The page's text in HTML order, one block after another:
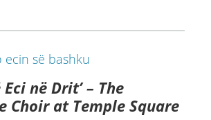
në Drit’ – The
Choir at Temple Square